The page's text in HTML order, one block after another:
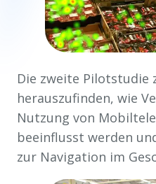
Die zweite Pilotstudie
herauszufinden, wie
Nutzung von
beeinflusst werden
zur Navigation im